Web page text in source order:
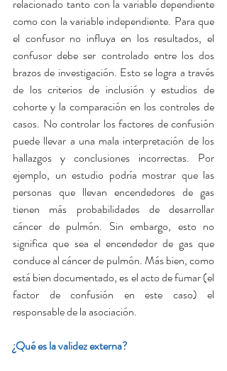
relacionado tanto con la variable dependiente
como con la variable independiente. Para que
el confusor no influya en los resultados, el
confusor debe ser controlado entre los dos
brazos de investigación. Esto se logra a través
de los criterios de inclusión y estudios de
cohorte y la comparación en los controles de
casos. No controlar los factores de confusión
puede llevar a una mala interpretación de los
hallazgos y conclusiones incorrectas. Por
ejemplo, un estudio podría mostrar que las
personas que llevan encendedores de gas
tienen más probabilidades de desarrollar
cáncer de pulmón. Sin embargo, esto no
significa que sea el encendedor de gas que
conduce al cáncer de pulmón. Más bien, como
está bien documentado, es el acto de fumar (el
factor de confusión en este caso) el
responsable de la asociación.
¿Qué es la validez externa?